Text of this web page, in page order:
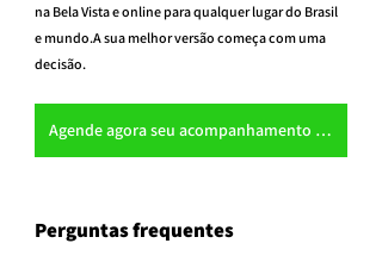
na Bela Vista e online para qualquer lugar do Brasil
e mundo.A sua melhor versão começa com uma
decisão.
Agende agora seu acompanhamento com um nutricionista esportivo em São Paulo ou Online
Perguntas frequentes